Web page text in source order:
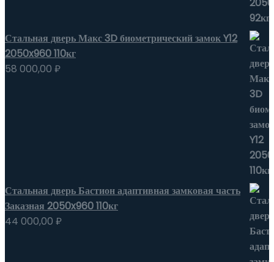
Стальная дверь Макс 3D биометрический замок Y12
2050x960 110кг
58 000,00 ₽
Стальная дверь Бастион адаптивная замковая часть
Заказная 2050x960 110кг
44 000,00 ₽